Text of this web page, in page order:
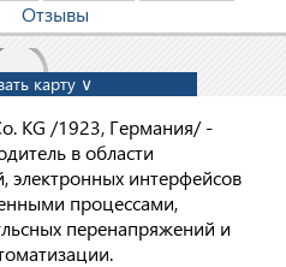
Отзывы
карту ∨
KG /1923, Германия/ -
в области
электронных интерфейсов
процессами,
перенапряжений и